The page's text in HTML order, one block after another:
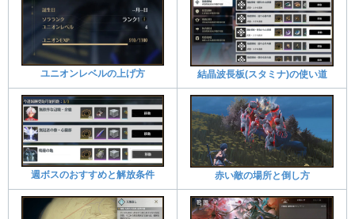
ユニオンレベルの上げ方 結晶波長板(スタミナ)の使い道
週ボスのおすすめと解放条件 赤い敵の場所と倒し方